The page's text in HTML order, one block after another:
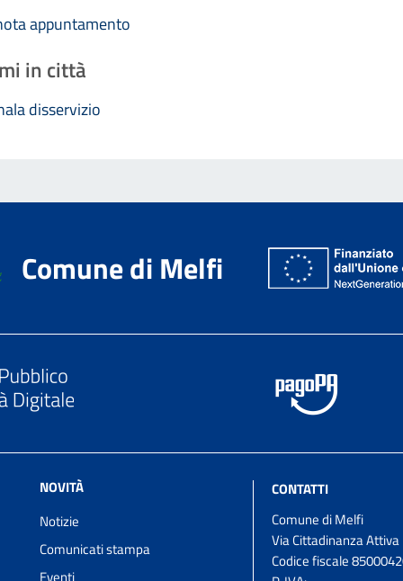
appuntamento
in città
disservizio
Comune di Melfi
NOVITÀ
Notizie
Comunicati stampa
CONTATTI
Comune di Melfi
Via Cittadinanza Attiva
Codice fiscale